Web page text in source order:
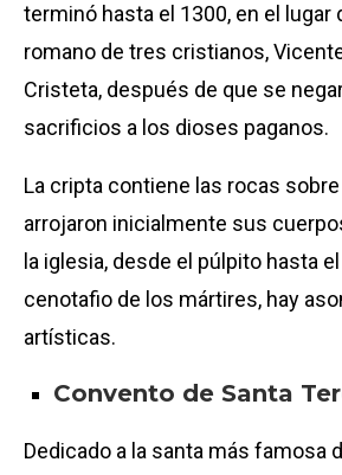
terminó hasta el 1300, en el lugar
romano de tres cristianos,
Cristeta, después de que se
sacrificios a los dioses paganos.
La cripta contiene las rocas
arrojaron inicialmente sus
la iglesia, desde el púlpito hasta el
cenotafio de los mártires, hay
artísticas.
Convento de Santa
Dedicado a la santa más famosa